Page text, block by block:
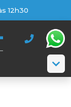
12h30